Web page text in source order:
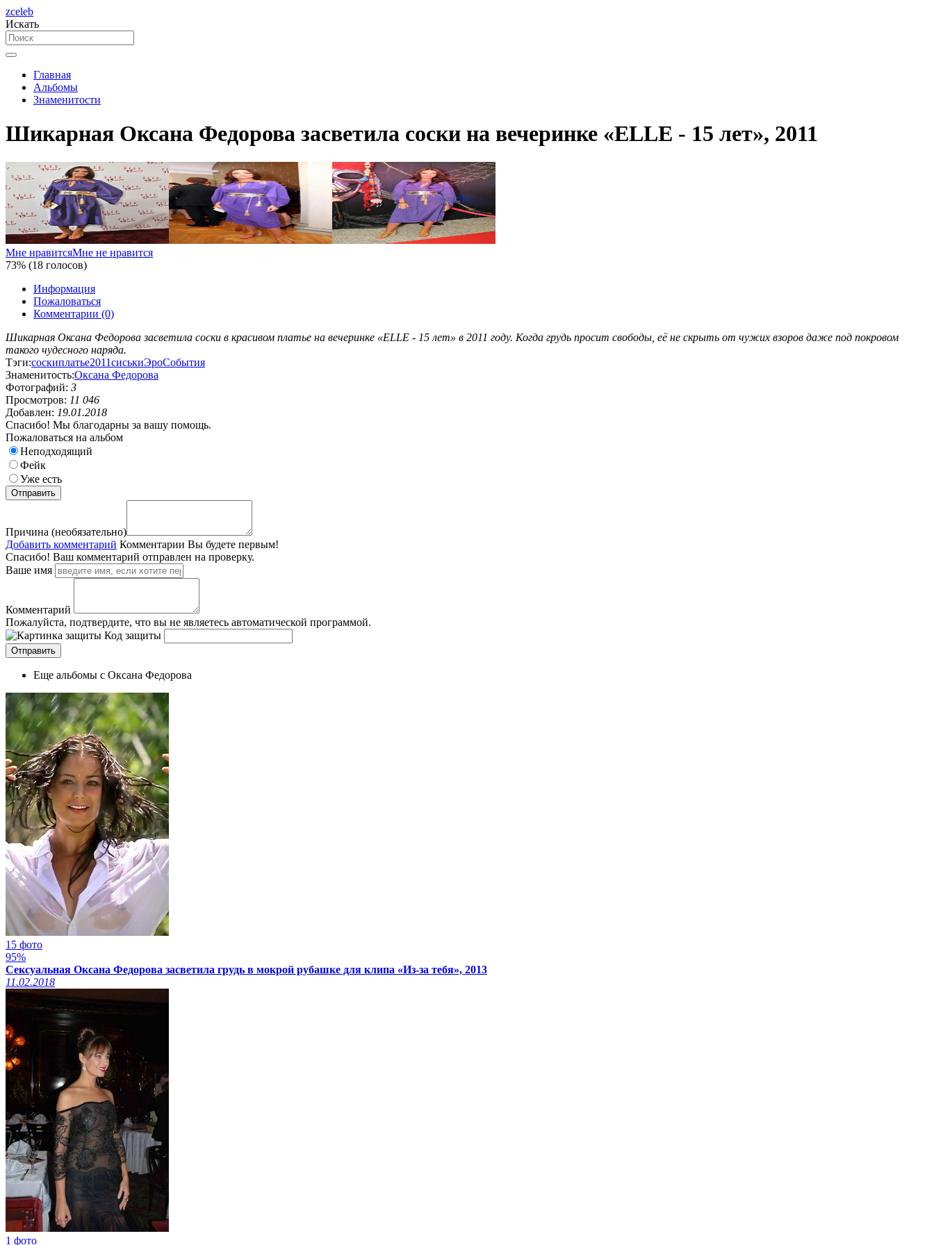
zceleb
Искать
Главная
Альбомы
Знаменитости
Шикарная Оксана Федорова засветила соски на вечеринке «ELLE - 15 лет», 2011
Мне нравитсяМне не нравится
73% (18 голосов)
Информация
Пожаловаться
Комментарии (0)
Шикарная Оксана Федорова засветила соски в красивом платье на вечеринке «ELLE - 15 лет» в 2011 году. Когда грудь просит свободы, её не скрыть от чужих взоров даже под покровом
такого чудесного наряда.
Тэги:соскиплатье2011сиськиЭроСобытия
Знаменитость:Оксана Федорова
Фотографий: 3
Просмотров: 11 046
Добавлен: 19.01.2018
Спасибо! Мы благодарны за вашу помощь.
Пожаловаться на альбом
Неподходящий
Фейк
Уже есть
Причина (необязательно)
Добавить комментарий Комментарии Вы будете первым!
Спасибо! Ваш комментарий отправлен на проверку.
Ваше имя
Комментарий
Пожалуйста, подтвердите, что вы не являетесь автоматической программой.
Код защиты
Еще альбомы с Оксана Федорова
15 фото
95%
Сексуальная Оксана Федорова засветила грудь в мокрой рубашке для клипа «Из-за тебя», 2013
11.02.2018
1 фото